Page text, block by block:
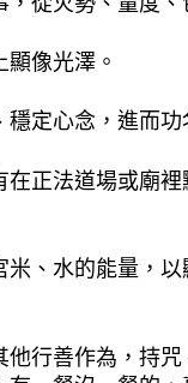
像光澤。
定心念，進而功
正法道場或廟
、水的能量，
他行善作為，持